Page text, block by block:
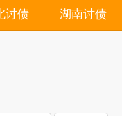
讨债 湖南讨债